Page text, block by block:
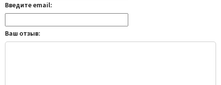
Введите email:
Ваш отзыв: